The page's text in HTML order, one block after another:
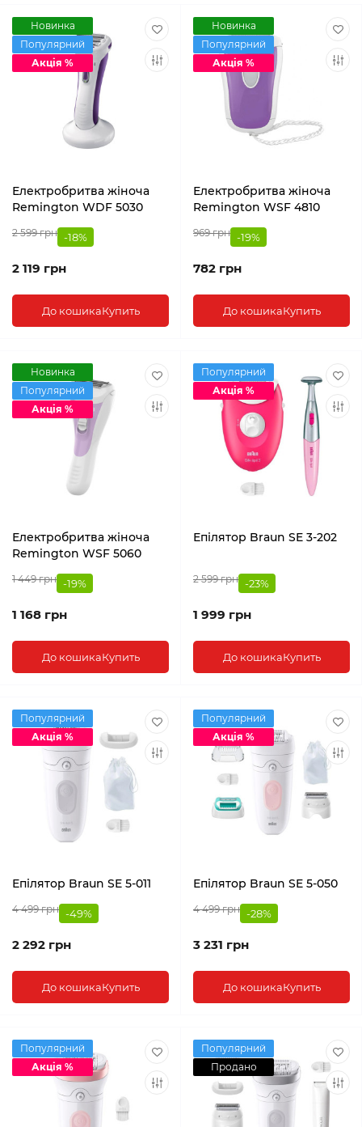
Новинка
Популярний
Акція %
Електробритва жіноча
Remington WDF 5030
2 599 грн -18%
2 119 грн
До кошикаКупить
Новинка
Популярний
Акція %
Електробритва жіноча
Remington WSF 4810
969 грн -19%
782 грн
До кошикаКупить
Новинка
Популярний
Акція %
Електробритва жіноча
Remington WSF 5060
1 449 грн -19%
1 168 грн
До кошикаКупить
Популярний
Акція %
Епілятор Braun SE 3-202
2 599 грн -23%
1 999 грн
До кошикаКупить
Популярний
Акція %
Епілятор Braun SE 5-011
4 499 грн -49%
2 292 грн
До кошикаКупить
Популярний
Акція %
Епілятор Braun SE 5-050
4 499 грн -28%
3 231 грн
До кошикаКупить
Популярний
Акція %
Популярний
Продано